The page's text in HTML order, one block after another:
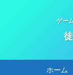
ゲー
ホーム